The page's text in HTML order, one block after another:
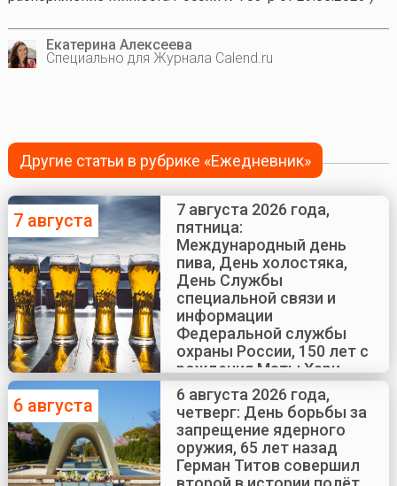
Екатерина Алексеева
Специально для Журнала Calend.ru
Другие статьи в рубрике «Ежедневник»
7 августа
7 августа 2026 года,
пятница:
Международный день
пива, День холостяка,
День Службы
специальной связи и
информации
Федеральной службы
охраны России, 150 лет с
рождения Маты Хари
6 августа
6 августа 2026 года,
четверг: День борьбы за
запрещение ядерного
оружия, 65 лет назад
Герман Титов совершил